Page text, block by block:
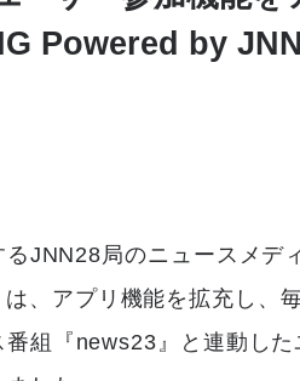
Powered by JNN
JNN28局のニュースメデ
、アプリ機能を拡充し、
組『news23』と連動し